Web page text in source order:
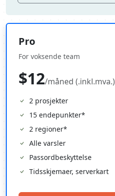
Pro
For voksende team
$12/måned (.inkl.mva.)
2 prosjekter
15 endepunkter*
2 regioner*
Alle varsler
Passordbeskyttelse
Tidsskjemaer, serverkart